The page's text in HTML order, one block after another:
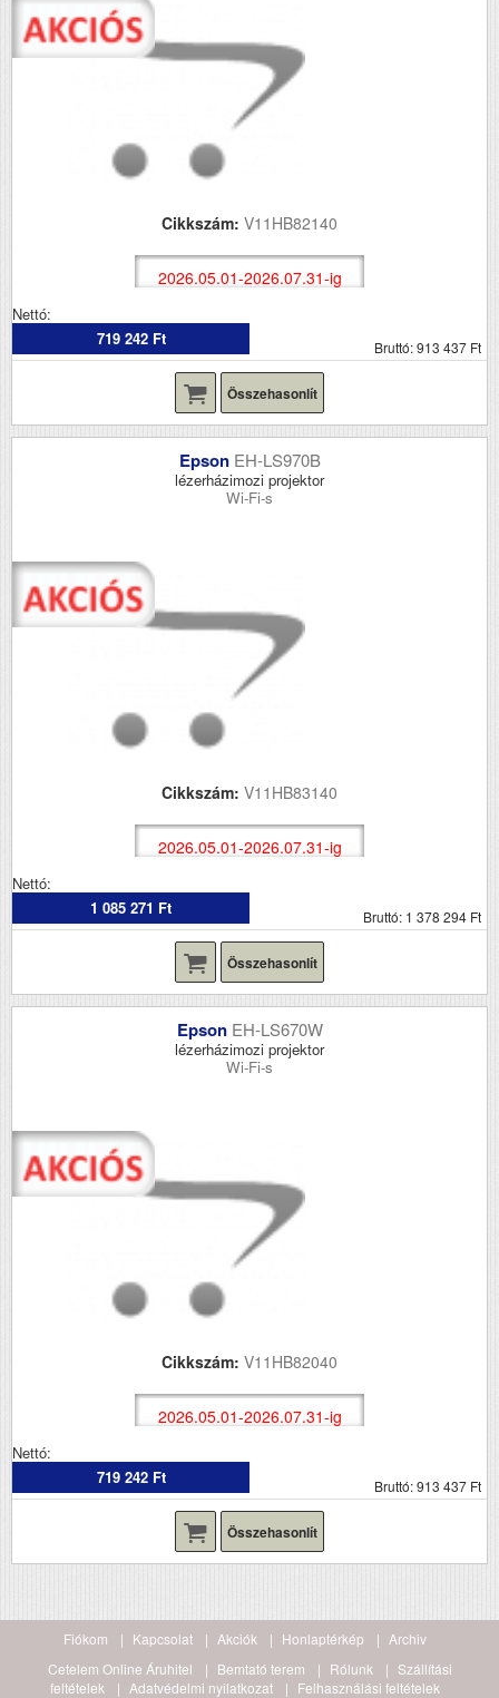
Cikkszám: V11HB82140
2026.05.01-2026.07.31-ig
Nettó:
719 242 Ft
Bruttó: 913 437 Ft
Összehasonlít
Epson EH-LS970B
lézerházimozi projektor
Wi-Fi-s
Cikkszám: V11HB83140
2026.05.01-2026.07.31-ig
Nettó:
1 085 271 Ft
Bruttó: 1 378 294 Ft
Összehasonlít
Epson EH-LS670W
lézerházimozi projektor
Wi-Fi-s
Cikkszám: V11HB82040
2026.05.01-2026.07.31-ig
Nettó:
719 242 Ft
Bruttó: 913 437 Ft
Összehasonlít
Fiókom Kapcsolat Akciók Honlaptérkép
Archiv
Cetelem Online Áruhitel
Bemtató terem Rólunk
Szállítási
feltételek
Adatvédelmi nyilatkozat
Felhasználási feltételek